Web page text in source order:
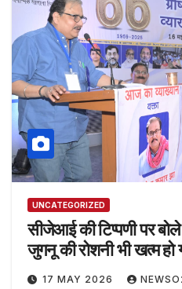
UNCATEGORIZED
सीजेआई की टिप्पणी पर
जुगनू की रोशनी भी खत्म हो
17 MAY 2026